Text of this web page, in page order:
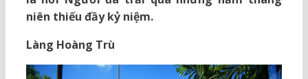
niên thiếu đầy kỷ niệm.
Làng Hoàng Trù